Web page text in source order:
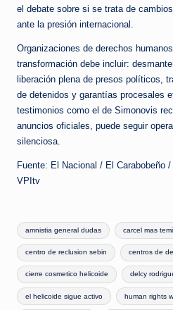
el debate sobre si se trata de
ante la presión internacional.
Organizaciones de derechos
transformación debe incluir:
liberación plena de presos políticos,
de detenidos y garantías procesales
testimonios como el de Simonovis
anuncios oficiales, puede seguir
silenciosa.​
Fuente: El Nacional / El Carabobeño
VPItv
Tags:
amnistia general dudas carcel mas
centro de reclusion sebin centros de
cierre cosmetico helicoide delcy
el helicoide sigue activo human rights